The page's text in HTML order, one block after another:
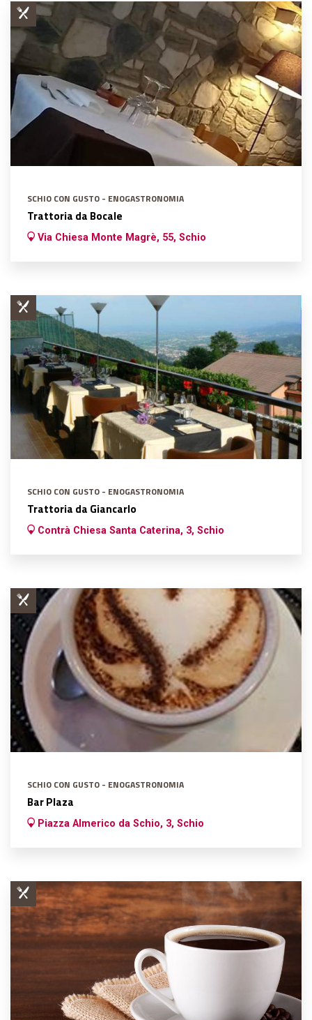
SCHIO CON GUSTO - ENOGASTRONOMIA
Trattoria da Bocale
Via Chiesa Monte Magrè, 55, Schio
SCHIO CON GUSTO - ENOGASTRONOMIA
Trattoria da Giancarlo
Contrà Chiesa Santa Caterina, 3, Schio
SCHIO CON GUSTO - ENOGASTRONOMIA
Bar Plaza
Piazza Almerico da Schio, 3, Schio